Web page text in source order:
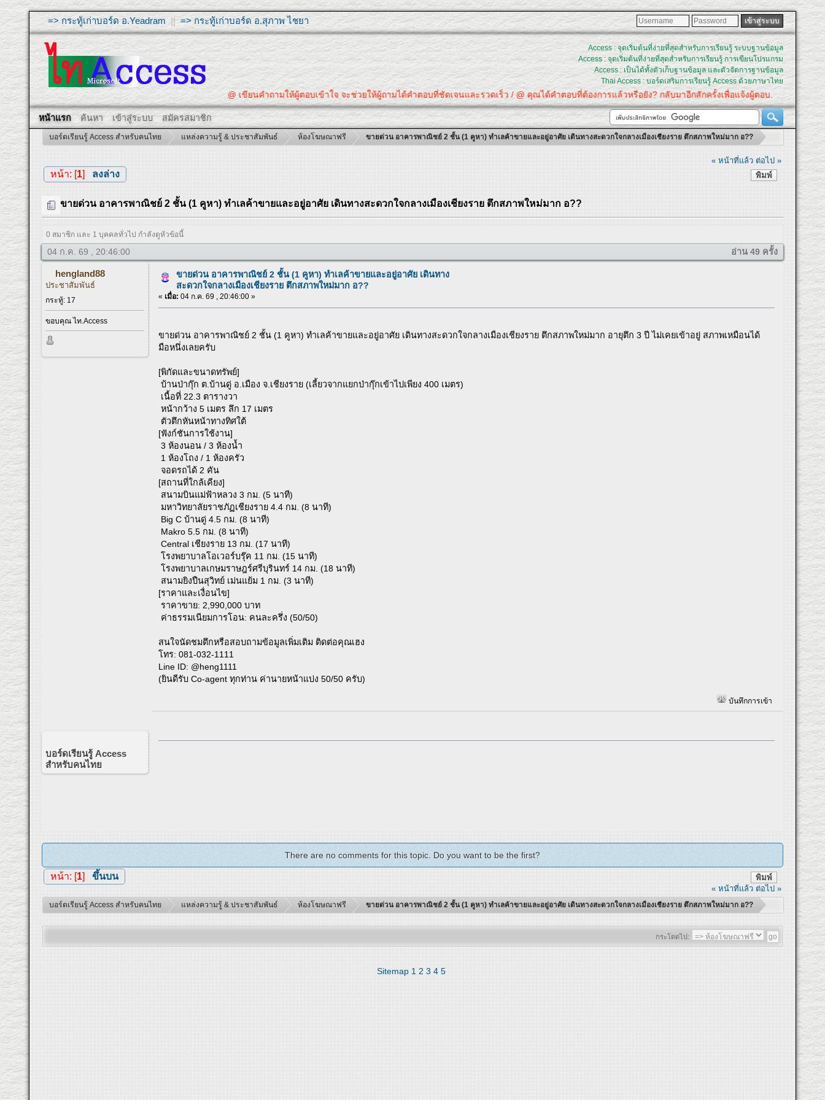
=> กระทู้เก่าบอร์ด อ.Yeadram ||=> กระทู้เก่าบอร์ด อ.สุภาพ ไชยา
Access : จุดเริ่มต้นที่ง่ายที่สุดสำหรับการเรียนรู้ ระบบฐานข้อมูล
Access : จุดเริ่มต้นที่ง่ายที่สุดสำหรับการเรียนรู้ การเขียนโปรแกรม
Access : เป็นได้ทั้งตัวเก็บฐานข้อมูล และตัวจัดการฐานข้อมูล
Thai Access : บอร์ดเสริมการเรียนรู้ Access ด้วยภาษาไทย
@ เขียนคำถามให้ผู้ตอบเข้าใจ จะช่วยให้ผู้ถามได้คำตอบที่ชัดเจนและรวดเร็ว / @ คุณได้คำตอบที่ต้องการแล้วหรือยัง? กลับมาอีกสักครั้งเพื่อแจ้งผู้ตอบ.
หน้าแรก ค้นหา เข้าสู่ระบบ สมัครสมาชิก
บอร์ดเรียนรู้ Access สำหรับคนไทย แหล่งความรู้ & ประชาสัมพันธ์ ห้องโฆษณาฟรี ขายด่วน อาคารพาณิชย์ 2 ชั้น (1 คูหา) ทำเลค้าขายและอยู่อาศัย เดินทางสะดวกใจกลางเมืองเชียงราย ตึกสภาพใหม่มาก อ??
« หน้าที่แล้ว ต่อไป »
พิมพ์
หน้า: [1] ลงล่าง
ขายด่วน อาคารพาณิชย์ 2 ชั้น (1 คูหา) ทำเลค้าขายและอยู่อาศัย เดินทางสะดวกใจกลางเมืองเชียงราย ตึกสภาพใหม่มาก อ??
0 สมาชิก และ 1 บุคคลทั่วไป กำลังดูหัวข้อนี้
04 ก.ค. 69 , 20:46:00 อ่าน 49 ครั้ง
hengland88
ประชาสัมพันธ์
กระทู้: 17
ขอบคุณ ไท.Access
ขายด่วน อาคารพาณิชย์ 2 ชั้น (1 คูหา) ทำเลค้าขายและอยู่อาศัย เดินทาง
สะดวกใจกลางเมืองเชียงราย ตึกสภาพใหม่มาก อ??
« เมื่อ: 04 ก.ค. 69 , 20:46:00 »
ขายด่วน อาคารพาณิชย์ 2 ชั้น (1 คูหา) ทำเลค้าขายและอยู่อาศัย เดินทางสะดวกใจกลางเมืองเชียงราย ตึกสภาพใหม่มาก อายุตึก 3 ปี ไม่เคยเข้าอยู่ สภาพเหมือนได้
มือหนึ่งเลยครับ
[พิกัดและขนาดทรัพย์]
บ้านป่ากุ๊ก ต.บ้านดู่ อ.เมือง จ.เชียงราย (เลี้ยวจากแยกป่ากุ๊กเข้าไปเพียง 400 เมตร)
เนื้อที่ 22.3 ตารางวา
หน้ากว้าง 5 เมตร ลึก 17 เมตร
ตัวตึกหันหน้าทางทิศใต้
[ฟังก์ชันการใช้งาน]
3 ห้องนอน / 3 ห้องน้ำ
1 ห้องโถง / 1 ห้องครัว
จอดรถได้ 2 คัน
[สถานที่ใกล้เคียง]
สนามบินแม่ฟ้าหลวง 3 กม. (5 นาที)
มหาวิทยาลัยราชภัฏเชียงราย 4.4 กม. (8 นาที)
Big C บ้านดู่ 4.5 กม. (8 นาที)
Makro 5.5 กม. (8 นาที)
Central เชียงราย 13 กม. (17 นาที)
โรงพยาบาลโอเวอร์บรุ๊ค 11 กม. (15 นาที)
โรงพยาบาลเกษมราษฎร์ศรีบุรินทร์ 14 กม. (18 นาที)
สนามยิงปืนสุวิทย์ เม่นแย้ม 1 กม. (3 นาที)
[ราคาและเงื่อนไข]
ราคาขาย: 2,990,000 บาท
ค่าธรรมเนียมการโอน: คนละครึ่ง (50/50)
สนใจนัดชมตึกหรือสอบถามข้อมูลเพิ่มเติม ติดต่อคุณเฮง
โทร: 081-032-1111
Line ID: @heng1111
(ยินดีรับ Co-agent ทุกท่าน ค่านายหน้าแบ่ง 50/50 ครับ)
บันทึกการเข้า
บอร์ดเรียนรู้ Access
สำหรับคนไทย
There are no comments for this topic. Do you want to be the first?
พิมพ์
หน้า: [1] ขึ้นบน
« หน้าที่แล้ว ต่อไป »
บอร์ดเรียนรู้ Access สำหรับคนไทย แหล่งความรู้ & ประชาสัมพันธ์ ห้องโฆษณาฟรี ขายด่วน อาคารพาณิชย์ 2 ชั้น (1 คูหา) ทำเลค้าขายและอยู่อาศัย เดินทางสะดวกใจกลางเมืองเชียงราย ตึกสภาพใหม่มาก อ??
กระโดดไป:
Sitemap 1 2 3 4 5